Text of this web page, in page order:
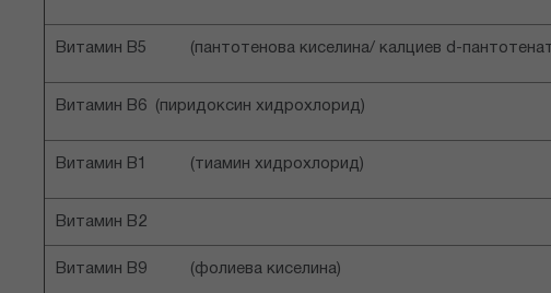
Витамин В5 (пантотенова киселина/ калциев d-
Витамин В6 (пиридоксин хидрохлорид)
Витамин В1 (тиамин хидрохлорид)
Витамин В2
Витамин В9 (фолиева киселина)